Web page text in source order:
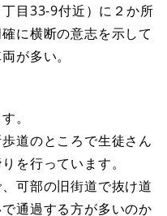
目33-9付近）に２か所
に横断の意志を示して
が多い。
。
道のところで生徒さん
を行っています。
可部の旧街道で抜け道
通過する方が多いのか